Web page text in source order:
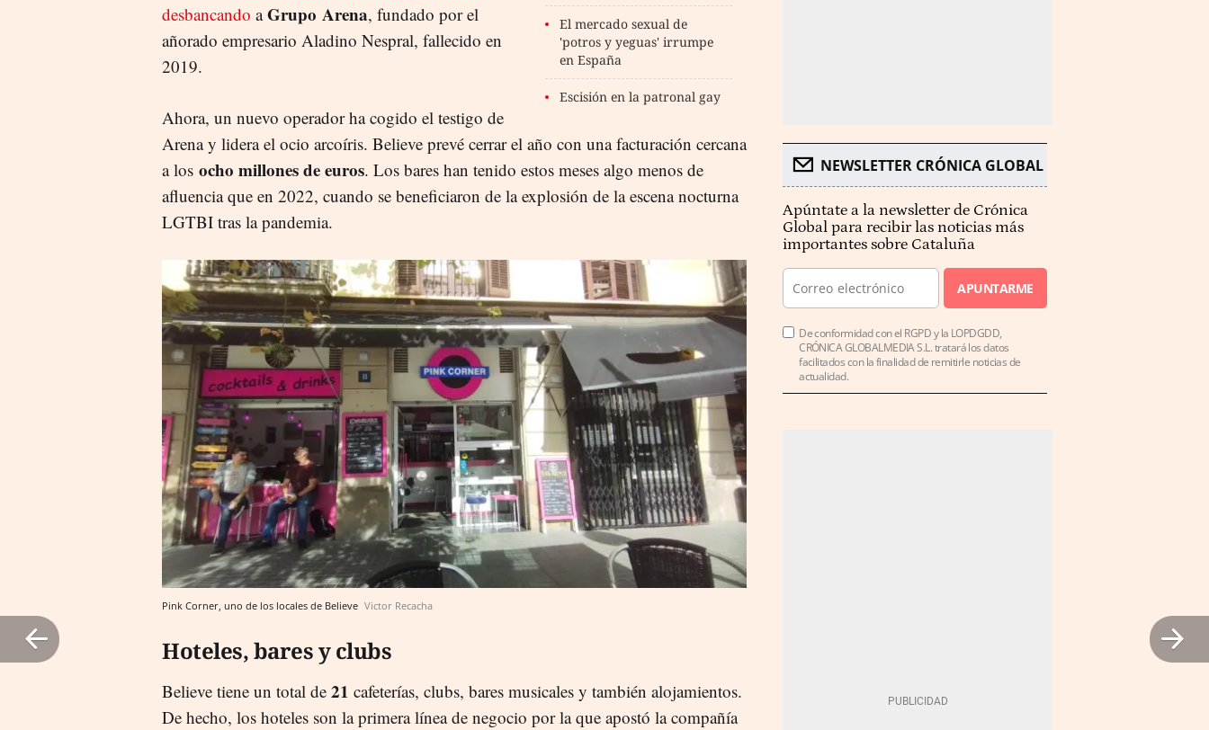
El mercado sexual de
'potros y yeguas' irrumpe
en España
Escisión en la patronal gay
desbancando aGrupo Arena, fundado por el
añorado empresario Aladino Nespral, fallecido en
2019.
Ahora, un nuevo operador ha cogido el testigo de
Arena y lidera el ocio arcoíris. Believe prevé cerrar el año con una facturación cercana
a los ocho millones de euros. Los bares han tenido estos meses algo menos de
afluencia que en 2022, cuando se beneficiaron de la explosión de la escena nocturna
LGTBI tras la pandemia.
Pink Corner, uno de los locales de Believe Victor Recacha
Hoteles, bares y clubs
Believe tiene un total de 21 cafeterías, clubs, bares musicales y también alojamientos.
De hecho, los hoteles son la primera línea de negocio por la que apostó la compañía
NEWSLETTER CRÓNICA GLOBAL
Apúntate a la newsletter de Crónica
Global para recibir las noticias más
importantes sobre Cataluña
APUNTARME
De conformidad con el RGPD y la LOPDGDD,
CRÓNICA GLOBALMEDIA S.L. tratará los datos
facilitados con la finalidad de remitirle noticias de
actualidad.